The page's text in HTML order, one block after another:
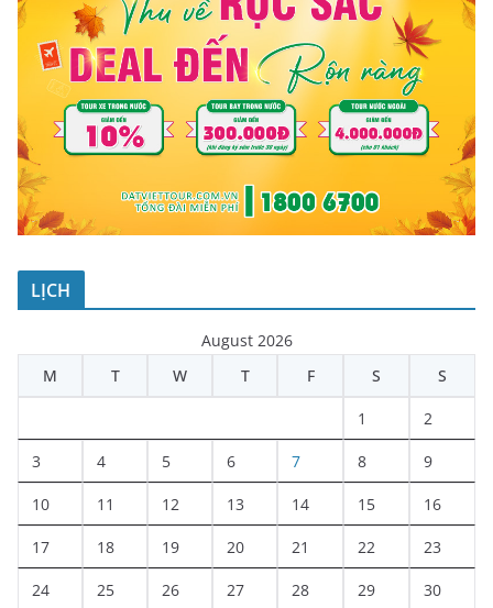
LỊCH
August 2026
M
T W T F S S
1 2
3 4 5 6 7 8 9
10 11 12 13 14 15 16
17 18 19 20 21 22 23
24 25 26 27 28 29 30